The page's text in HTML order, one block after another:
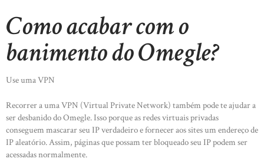
Como acabar com o
banimento do Omegle?
Use uma VPN
Recorrer a uma VPN (Virtual Private Network) também pode te ajudar a
ser desbanido do Omegle. Isso porque as redes virtuais privadas
conseguem mascarar seu IP verdadeiro e fornecer aos sites um endereço de
IP aleatório. Assim, páginas que possam ter bloqueado seu IP podem ser
acessadas normalmente.